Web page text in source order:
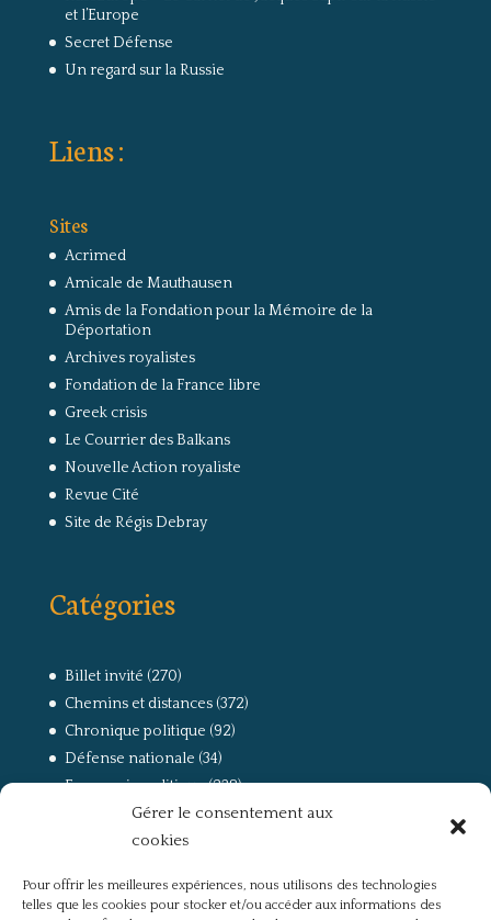
Gérer le consentement aux
cookies
Pour offrir les meilleures expériences, nous utilisons des technologies
telles que les cookies pour stocker et/ou accéder aux informations des
et l’Europe
Secret Défense
Un regard sur la Russie
Liens :
Sites
Acrimed
Amicale de Mauthausen
Amis de la Fondation pour la Mémoire de la
Déportation
Archives royalistes
Fondation de la France libre
Greek crisis
Le Courrier des Balkans
Nouvelle Action royaliste
Revue Cité
Site de Régis Debray
Catégories
Billet invité (270)
Chemins et distances(372)
Chronique politique (92)
Défense nationale (34)
Economie politique(238)
(168)
La guerre, la Résistance et la Déportation
Non classé(42)